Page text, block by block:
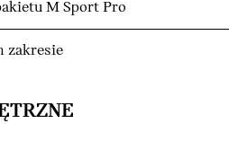
M Sport Pro
zakresie